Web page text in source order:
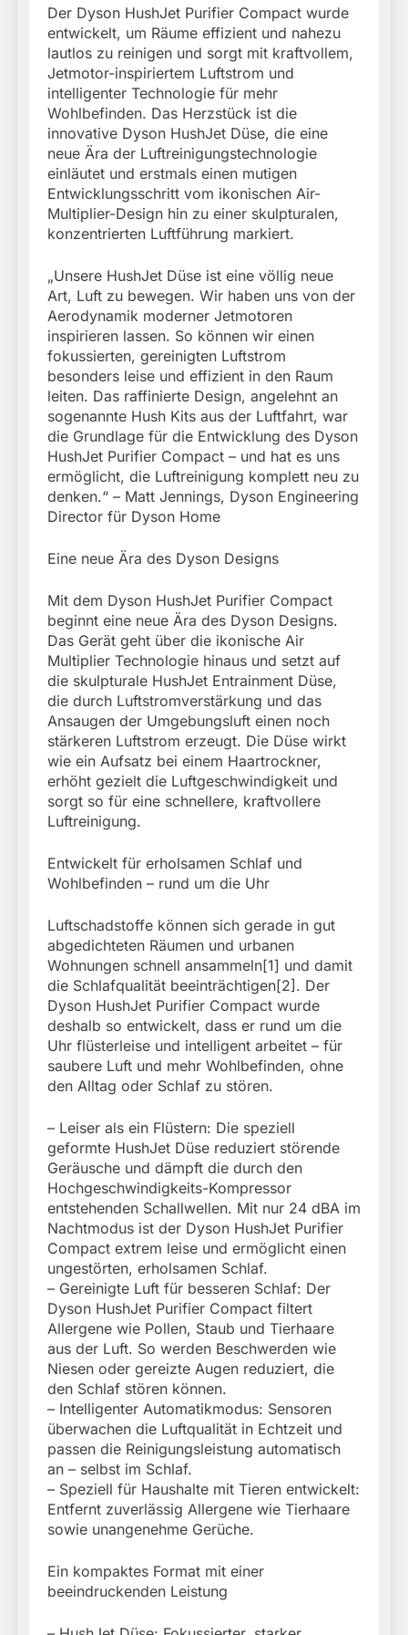
Fundtier
erschleicht rund 45.000
Euro Sozialleistungen
Ermittlungen der
Finanzkontrolle
Schwarzarbeit führen zu
rechtskräftiger
Verurteilung wegen
Betrugs
6. August 2026
Der Dyson HushJet Purifier Compact wurde
entwickelt, um Räume effizient und nahezu
lautlos zu reinigen und sorgt mit kraftvollem,
Jetmotor-inspiriertem Luftstrom und
intelligenter Technologie für mehr
Wohlbefinden. Das Herzstück ist die
innovative Dyson HushJet Düse, die eine
neue Ära der Luftreinigungstechnologie
einläutet und erstmals einen mutigen
Entwicklungsschritt vom ikonischen Air-
Multiplier-Design hin zu einer skulpturalen,
konzentrierten Luftführung markiert.
„Unsere HushJet Düse ist eine völlig neue
Art, Luft zu bewegen. Wir haben uns von der
Aerodynamik moderner Jetmotoren
inspirieren lassen. So können wir einen
fokussierten, gereinigten Luftstrom
besonders leise und effizient in den Raum
leiten. Das raffinierte Design, angelehnt an
sogenannte Hush Kits aus der Luftfahrt, war
die Grundlage für die Entwicklung des Dyson
HushJet Purifier Compact – und hat es uns
ermöglicht, die Luftreinigung komplett neu zu
denken.“ – Matt Jennings, Dyson Engineering
Director für Dyson Home
Eine neue Ära des Dyson Designs
Mit dem Dyson HushJet Purifier Compact
beginnt eine neue Ära des Dyson Designs.
Das Gerät geht über die ikonische Air
Multiplier Technologie hinaus und setzt auf
die skulpturale HushJet Entrainment Düse,
die durch Luftstromverstärkung und das
Ansaugen der Umgebungsluft einen noch
stärkeren Luftstrom erzeugt. Die Düse wirkt
wie ein Aufsatz bei einem Haartrockner,
erhöht gezielt die Luftgeschwindigkeit und
sorgt so für eine schnellere, kraftvollere
Luftreinigung.
Entwickelt für erholsamen Schlaf und
Wohlbefinden – rund um die Uhr
Luftschadstoffe können sich gerade in gut
abgedichteten Räumen und urbanen
Wohnungen schnell ansammeln[1] und damit
die Schlafqualität beeinträchtigen[2]. Der
Dyson HushJet Purifier Compact wurde
deshalb so entwickelt, dass er rund um die
Uhr flüsterleise und intelligent arbeitet – für
saubere Luft und mehr Wohlbefinden, ohne
den Alltag oder Schlaf zu stören.
– Leiser als ein Flüstern: Die speziell
geformte HushJet Düse reduziert störende
Geräusche und dämpft die durch den
Hochgeschwindigkeits-Kompressor
entstehenden Schallwellen. Mit nur 24 dBA im
Nachtmodus ist der Dyson HushJet Purifier
Compact extrem leise und ermöglicht einen
ungestörten, erholsamen Schlaf.
– Gereinigte Luft für besseren Schlaf: Der
Dyson HushJet Purifier Compact filtert
Allergene wie Pollen, Staub und Tierhaare
aus der Luft. So werden Beschwerden wie
Niesen oder gereizte Augen reduziert, die
den Schlaf stören können.
– Intelligenter Automatikmodus: Sensoren
überwachen die Luftqualität in Echtzeit und
passen die Reinigungsleistung automatisch
an – selbst im Schlaf.
– Speziell für Haushalte mit Tieren entwickelt:
Entfernt zuverlässig Allergene wie Tierhaare
sowie unangenehme Gerüche.
Ein kompaktes Format mit einer
beeindruckenden Leistung